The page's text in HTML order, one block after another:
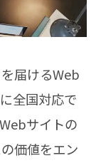
届けるWeb
全国対応で
サイトの
価値をエン